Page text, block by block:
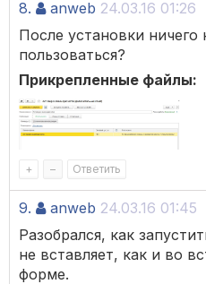
8. anweb 24.03.16 01:26
После установки ничего
пользоваться?
Прикрепленные файлы:
+ – Ответить
9. anweb 24.03.16 01:45
Разобрался, как
не вставляет, как и во
форме.